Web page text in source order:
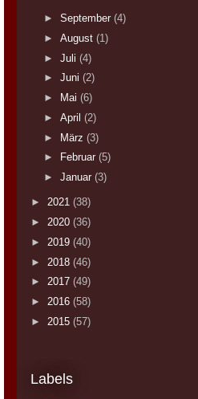
► September (4)
► August (1)
► Juli (4)
► Juni (2)
►
Mai (6)
► April (2)
► März (3)
►
Februar (5)
► Januar (3)
► 2021 (38)
► 2020 (36)
► 2019 (40)
► 2018 (46)
► 2017 (49)
► 2016 (58)
► 2015 (57)
Labels